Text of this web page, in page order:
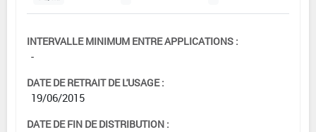
INTERVALLE MINIMUM ENTRE APPLICATIONS :
-
DATE DE RETRAIT DE L'USAGE :
19/06/2015
DATE DE FIN DE DISTRIBUTION :